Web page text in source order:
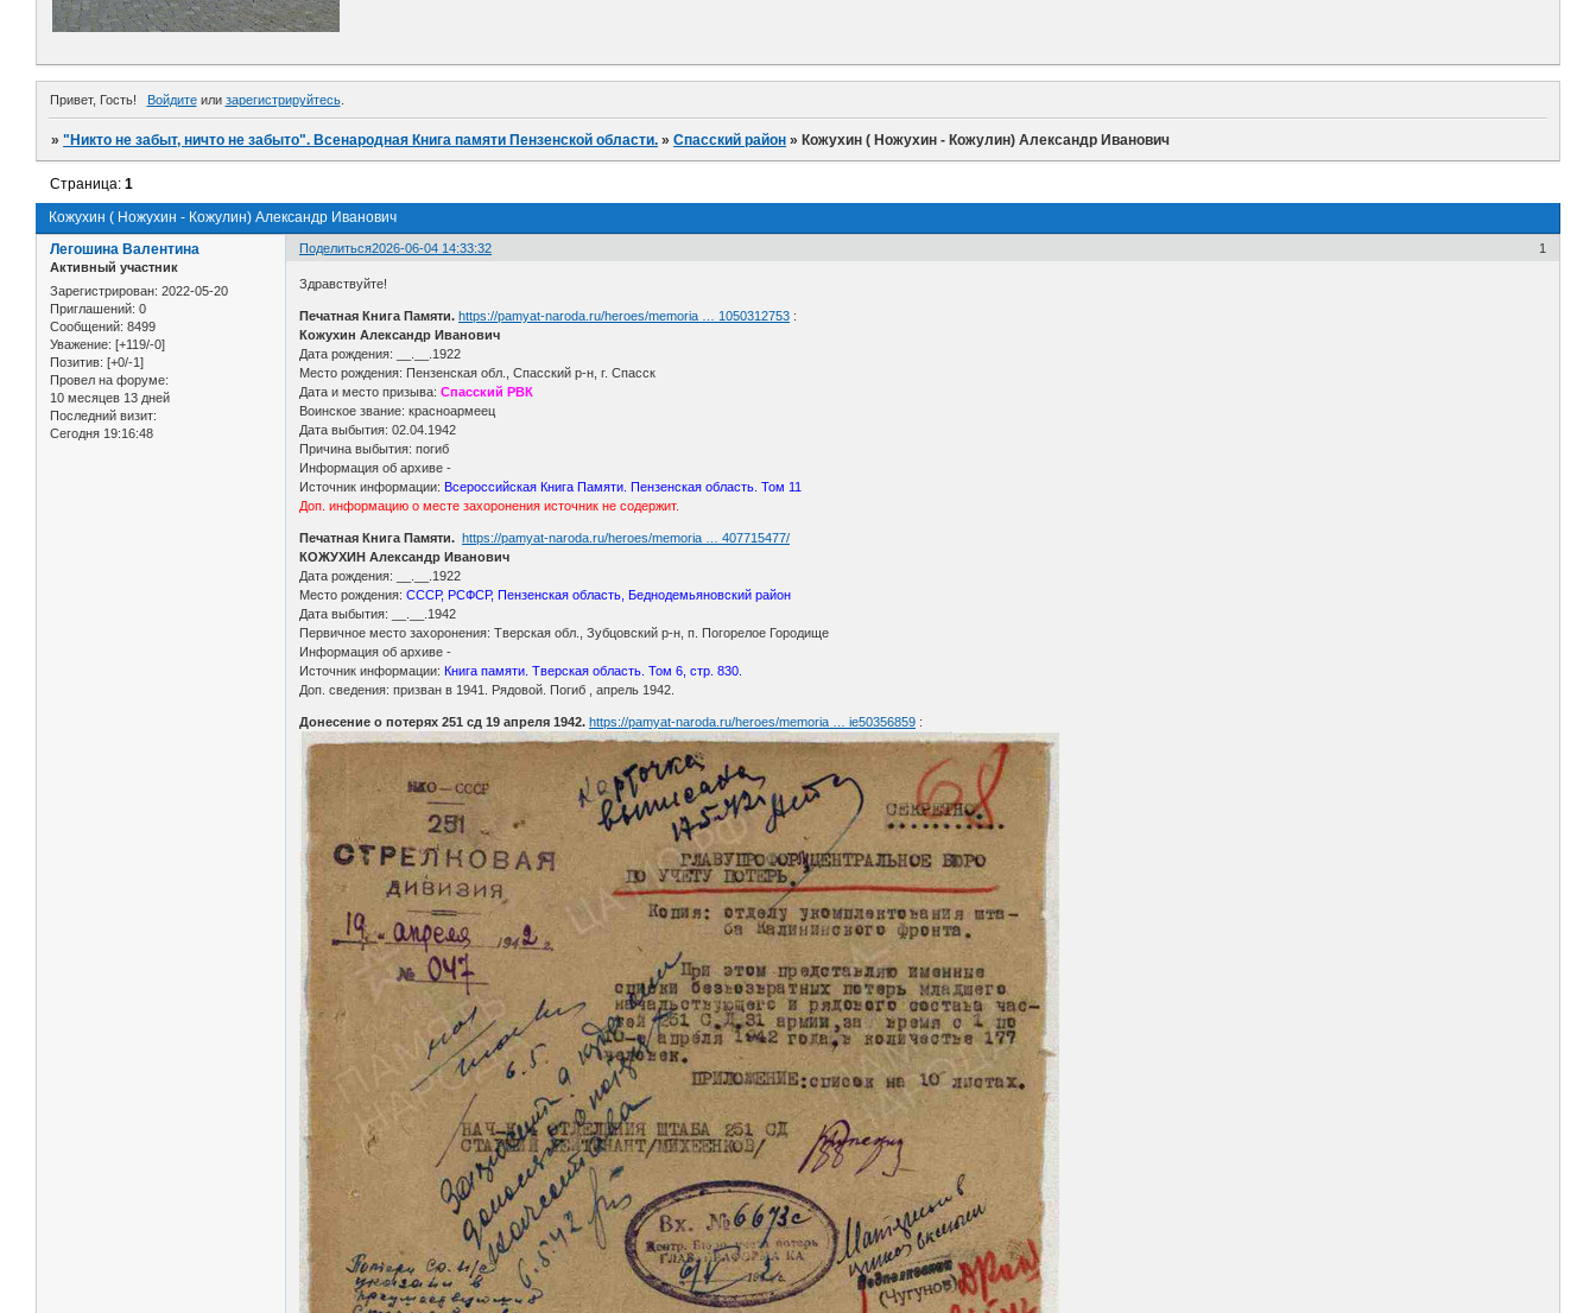
Привет, Гость! Войдитеили зарегистрируйтесь.
»"Никто не забыт, ничто не забыто". Всенародная Книга памяти Пензенской области. »Спасский район » Кожухин ( Ножухин - Кожулин) Александр Иванович
Кожухин ( Ножухин - Кожулин) Александр Иванович
Страница:1
Поделиться 1
2026-06-04 14:33:32
Легошина Валентина
Активный участник
Зарегистрирован: 2022-05-20
Приглашений: 0
Сообщений: 8499
Уважение: [+119/-0]
Позитив: [+0/-1]
Провел на форуме:
10 месяцев 13 дней
Последний визит:
Сегодня 19:16:48
Здравствуйте!
Печатная Книга Памяти. https://pamyat-naroda.ru/heroes/memoria … 1050312753 :
Кожухин Александр Иванович
Дата рождения: __.__.1922
Место рождения: Пензенская обл., Спасский р-н, г. Спасск
Дата и место призыва:Спасский РВК
Воинское звание: красноармеец
Дата выбытия: 02.04.1942
Причина выбытия: погиб
Информация об архиве -
Источник информации: Всероссийская Книга Памяти. Пензенская область. Том 11
Доп. информацию о месте захоронения источник не содержит.
Печатная Книга Памяти. https://pamyat-naroda.ru/heroes/memoria … 407715477/
КОЖУХИН Александр Иванович
Дата рождения: __.__.1922
Место рождения: СССР, РСФСР, Пензенская область, Беднодемьяновский район
Дата выбытия: __.__.1942
Первичное место захоронения: Тверская обл., Зубцовский р-н, п. Погорелое Городище
Информация об архиве -
Источник информации: Книга памяти. Тверская область. Том 6, стр. 830.
Доп. сведения: призван в 1941. Рядовой. Погиб , апрель 1942.
Донесение о потерях 251 сд 19 апреля 1942. https://pamyat-naroda.ru/heroes/memoria … ie50356859 :